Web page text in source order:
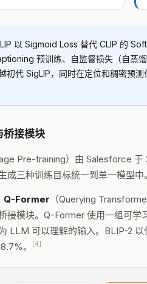
以 Sigmoid Loss 替代 CLIP 的
预训练、自监督损失（自蒸
初代 SigLIP，同时在定位和稠密预
接模块
Pre-training）由 Salesforce 于
三种训练目标统一到单一模型中。
Q-Former （Querying
接模块。Q-Former 使用一组可
LLM 可以理解的输入。BLIP-2
。
[4]